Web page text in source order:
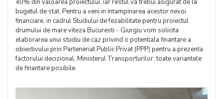
40% din valoarea proiectului, iar restul va trebui asigurat de la
bugetul de stat. Pentru a veni in intampinarea acestor nevoi
financiare, in cadrul Studiului de fezabilitate pentru proiectul
drumului de mare viteza Bucuresti - Giurgiu vom solicita
elaborarea unui studiu de caz privind o potentiala finantare a
obiectivului prin Parteneriat Public Privat (PPP) pentru a prezenta
factorului decizional, Ministerul Transporturilor, toate variantele
de finantare posibile.